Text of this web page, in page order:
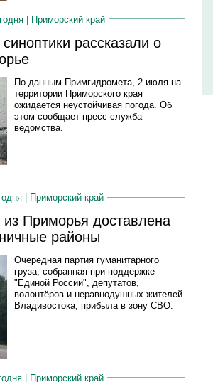
| Приморский край
рассказали о
По данным Примгидромета, 2 июля на
территории Приморского края
ожидается неустойчивая погода. Об
этом сообщает пресс-служба
ведомства.
Приморский край
Приморья доставлена
районы
Очередная партия гуманитарного
груза, собранная при поддержке
"Единой России", депутатов,
волонтёров и неравнодушных жителей
Владивостока, прибыла в зону СВО.
| Приморский край